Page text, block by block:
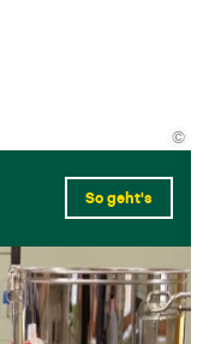
So geht's
©